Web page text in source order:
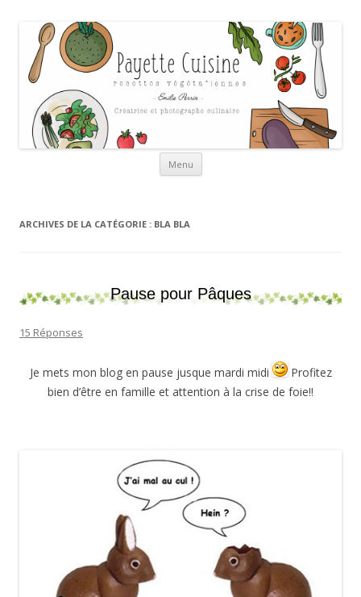
Payette cuisine
Menu Aller au contenu
ARCHIVES DE LA CATÉGORIE : BLA BLA
Pause pour Pâques
15 Réponses
Je mets mon blog en pause jusque mardi midi
Profitez
bien d’être en famille et attention à la crise de foie!!